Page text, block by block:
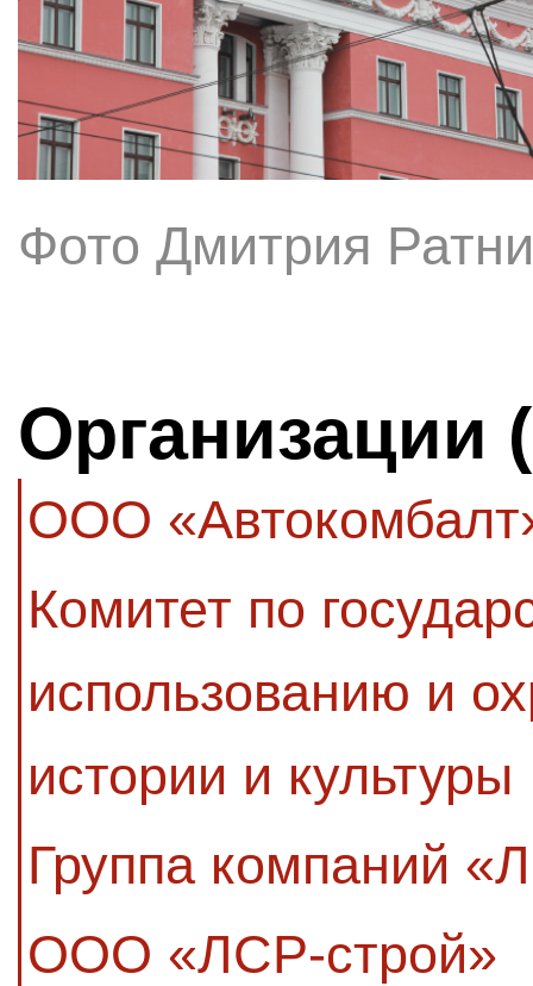
Фото Дмитрия
Организации
ООО
Комитет по
использованию и
истории и культуры
Группа компаний
ООО «ЛСР-строй»